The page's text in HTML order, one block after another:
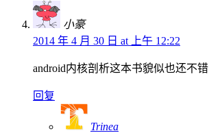
小豪
2014 年 4 月 30 日 at 上午 12:22
android内核剖析这本书貌似也还不错
回复
Trinea